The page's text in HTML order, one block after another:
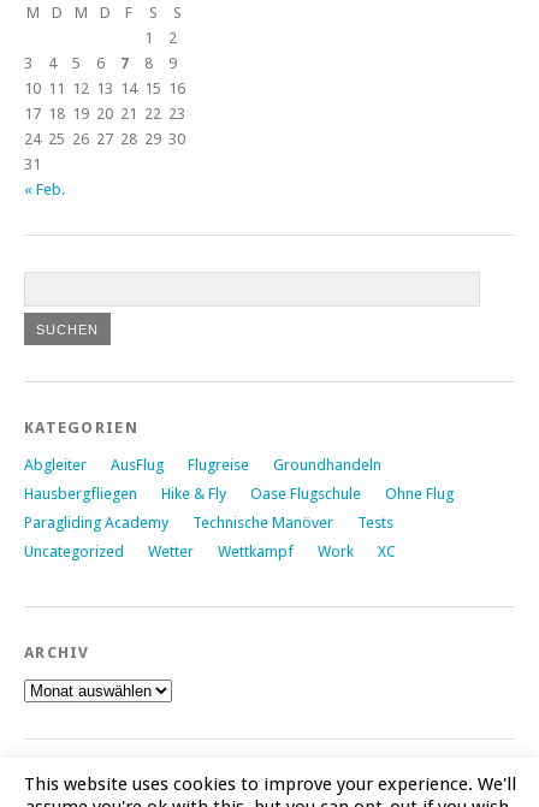
M
D M D F S
S
1
2
3
4 5 6 7 8
9
10 11 12 13 14 15 16
17 18 19 20 21 22 23
24 25 26 27 28 29 30
31
« Feb.
KATEGORIEN
Abgleiter AusFlug Flugreise
Groundhandeln
Hausbergfliegen
Hike & Fly Oase Flugschule
Ohne Flug
Paragliding Academy
Technische Manöver
Tests
Uncategorized
Wetter Wettkampf Work XC
ARCHIV
Archiv
This website uses cookies to improve your experience. We'll